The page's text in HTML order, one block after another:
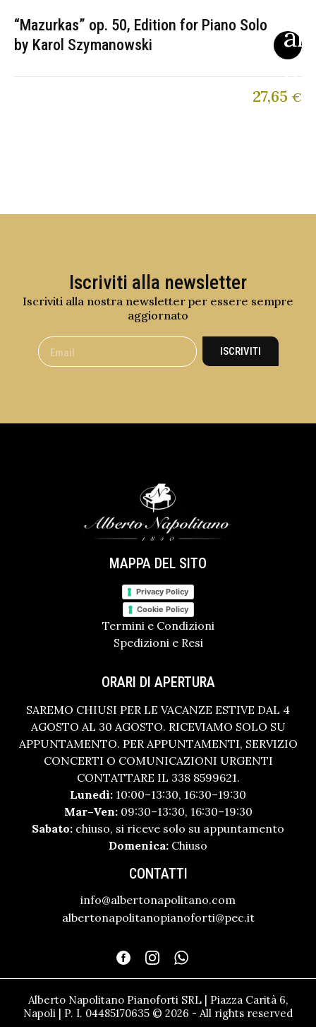
“Mazurkas” op. 50, Edition for Piano Solo
by Karol Szymanowski
27,65 €
Iscriviti alla newsletter
Iscriviti alla nostra newsletter per essere sempre
aggiornato
ISCRIVITI
MAPPA DEL SITO
Privacy Policy
Cookie Policy
Termini e Condizioni
Spedizioni e Resi
ORARI DI APERTURA
SAREMO CHIUSI PER LE VACANZE ESTIVE DAL 4
AGOSTO AL 30 AGOSTO. RICEVIAMO SOLO SU
APPUNTAMENTO. PER APPUNTAMENTI, SERVIZIO
CONCERTI O COMUNICAZIONI URGENTI
CONTATTARE IL 338 8599621.
Lunedì: 10:00–13:30, 16:30–19:30
Mar–Ven:09:30–13:30, 16:30–19:30
Sabato: chiuso, si riceve solo su appuntamento
Domenica: Chiuso
CONTATTI
info@albertonapolitano.com
albertonapolitanopianoforti@pec.it
Alberto Napolitano Pianoforti SRL | Piazza Carità 6,
Napoli | P. I. 04485170635 © 2026 - All rights reserved